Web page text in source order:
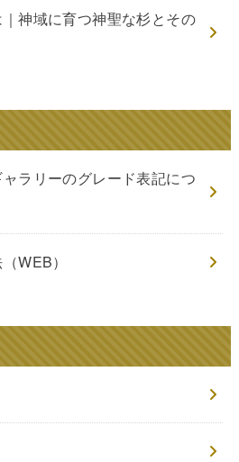
神域に育つ神聖な杉とその
ラリーのグレード表記につ
WEB）